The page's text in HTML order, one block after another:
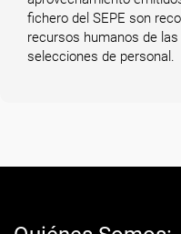
fichero del SEPE son
recursos humanos de
selecciones de personal.